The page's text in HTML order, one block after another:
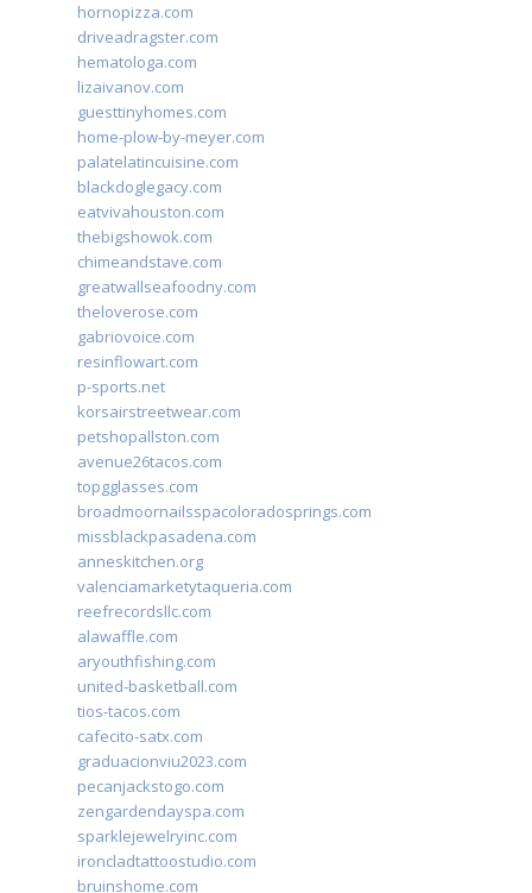
hornopizza.com
driveadragster.com
hematologa.com
lizaivanov.com
guesttinyhomes.com
home-plow-by-meyer.com
palatelatincuisine.com
blackdoglegacy.com
eatvivahouston.com
thebigshowok.com
chimeandstave.com
greatwallseafoodny.com
theloverose.com
gabriovoice.com
resinflowart.com
p-sports.net
korsairstreetwear.com
petshopallston.com
avenue26tacos.com
topgglasses.com
broadmoornailsspacoloradosprings.com
missblackpasadena.com
anneskitchen.org
valenciamarketytaqueria.com
reefrecordsllc.com
alawaffle.com
aryouthfishing.com
united-basketball.com
tios-tacos.com
cafecito-satx.com
graduacionviu2023.com
pecanjackstogo.com
zengardendayspa.com
sparklejewelryinc.com
ironcladtattoostudio.com
bruinshome.com